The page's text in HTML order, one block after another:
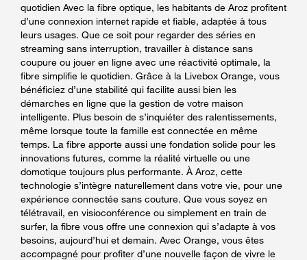
quotidien Avec la fibre optique, les habitants de Aroz profitent
d’une connexion internet rapide et fiable, adaptée à tous
leurs usages. Que ce soit pour regarder des séries en
streaming sans interruption, travailler à distance sans
coupure ou jouer en ligne avec une réactivité optimale, la
fibre simplifie le quotidien. Grâce à la Livebox Orange, vous
bénéficiez d’une stabilité qui facilite aussi bien les
démarches en ligne que la gestion de votre maison
intelligente. Plus besoin de s’inquiéter des ralentissements,
même lorsque toute la famille est connectée en même
temps. La fibre apporte aussi une fondation solide pour les
innovations futures, comme la réalité virtuelle ou une
domotique toujours plus performante. À Aroz, cette
technologie s’intègre naturellement dans votre vie, pour une
expérience connectée sans couture. Que vous soyez en
télétravail, en visioconférence ou simplement en train de
surfer, la fibre vous offre une connexion qui s’adapte à vos
besoins, aujourd’hui et demain. Avec Orange, vous êtes
accompagné pour profiter d’une nouvelle façon de vivre le